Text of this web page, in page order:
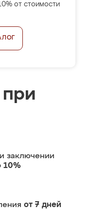
от стоимости
при
заключении
10%
от 7 дней